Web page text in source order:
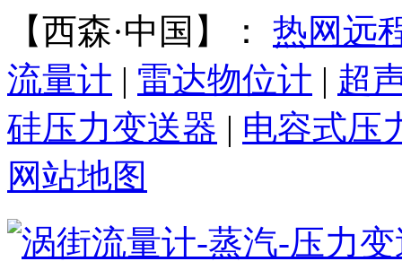
【西森·中国】： 热网远
流量计 | 雷达物位计 | 超
硅压力变送器 | 电容式压
网站地图